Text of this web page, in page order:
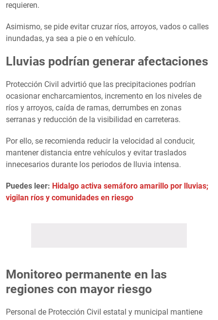
requieren.
Asimismo, se pide evitar cruzar ríos, arroyos, vados o calles
inundadas, ya sea a pie o en vehículo.
Lluvias podrían generar afectaciones
Protección Civil advirtió que las precipitaciones podrían
ocasionar encharcamientos, incremento en los niveles de
ríos y arroyos, caída de ramas, derrumbes en zonas
serranas y reducción de la visibilidad en carreteras.
Por ello, se recomienda reducir la velocidad al conducir,
mantener distancia entre vehículos y evitar traslados
innecesarios durante los periodos de lluvia intensa.
Puedes leer: Hidalgo activa semáforo amarillo por lluvias;
vigilan ríos y comunidades en riesgo
Monitoreo permanente en las
regiones con mayor riesgo
Personal de Protección Civil estatal y municipal mantiene